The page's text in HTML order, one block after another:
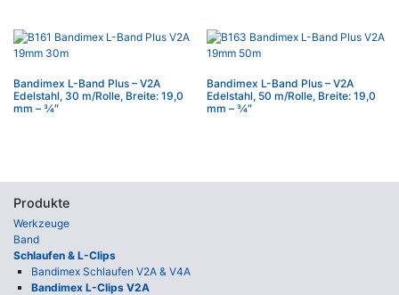
Bandimex L-Band Plus – V2A
Edelstahl, 30 m/Rolle, Breite: 19,0
mm – 3⁄4″
Bandimex L-Band Plus – V2A
Edelstahl, 50 m/Rolle, Breite: 19,0
mm – 3⁄4″
Produkte
Werkzeuge
Band
Schlaufen & L-Clips
Bandimex Schlaufen V2A & V4A
Bandimex L-Clips V2A